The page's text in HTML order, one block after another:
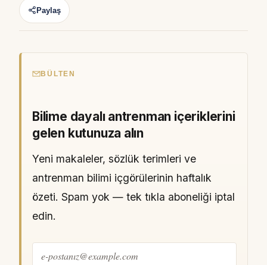
Paylaş
BÜLTEN
Bilime dayalı antrenman içeriklerini
gelen kutunuza alın
Yeni makaleler, sözlük terimleri ve
antrenman bilimi içgörülerinin haftalık
özeti. Spam yok — tek tıkla aboneliği iptal
edin.